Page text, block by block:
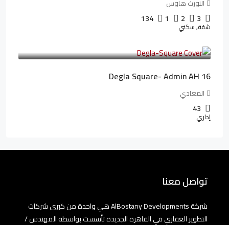
النورث هاوس
3
2
1
134
شقة, سكني
3,010,000LE
Degla Square- Admin AH 16
المعادي
43
إداري
تواصل معنا
شركة AlBostany Developments هي واحدة من كبرى شركات
التطوير العقاري في القاهرة الجديدة تأسست بواسطة المهندس /